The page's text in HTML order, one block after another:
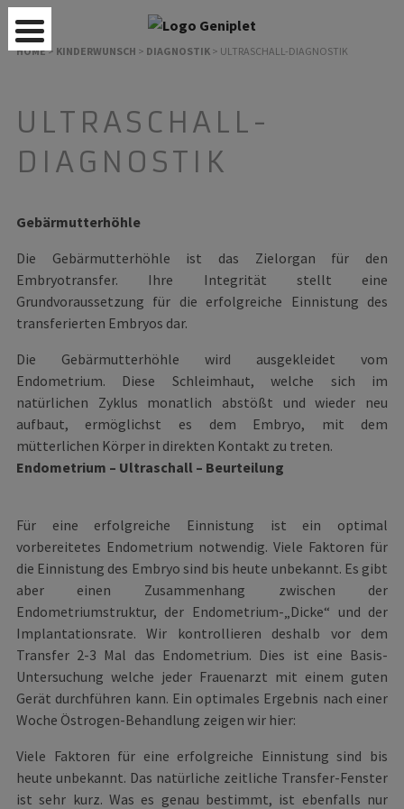
HOME> KINDERWUNSCH > DIAGNOSTIK> ULTRASCHALL-DIAGNOSTIK
ULTRASCHALL-
DIAGNOSTIK
Gebärmutterhöhle
Die Gebärmutterhöhle ist das Zielorgan für den
Embryotransfer. Ihre Integrität stellt eine
Grundvoraussetzung für die erfolgreiche Einnistung des
transferierten Embryos dar.
Die Gebärmutterhöhle wird ausgekleidet vom
Endometrium. Diese Schleimhaut, welche sich im
natürlichen Zyklus monatlich abstößt und wieder neu
aufbaut, ermöglichst es dem Embryo, mit dem
mütterlichen Körper in direkten Kontakt zu treten.
Endometrium – Ultraschall – Beurteilung
Für eine erfolgreiche Einnistung ist ein optimal
vorbereitetes Endometrium notwendig. Viele Faktoren für
die Einnistung des Embryo sind bis heute unbekannt. Es gibt
aber einen Zusammenhang zwischen der
Endometriumstruktur, der Endometrium-„Dicke“ und der
Implantationsrate. Wir kontrollieren deshalb vor dem
Transfer 2-3 Mal das Endometrium. Dies ist eine Basis-
Untersuchung welche jeder Frauenarzt mit einem guten
Gerät durchführen kann. Ein optimales Ergebnis nach einer
Woche Östrogen-Behandlung zeigen wir hier:
Viele Faktoren für eine erfolgreiche Einnistung sind bis
heute unbekannt. Das natürliche zeitliche Transfer-Fenster
ist sehr kurz. Was es genau bestimmt, ist ebenfalls nur